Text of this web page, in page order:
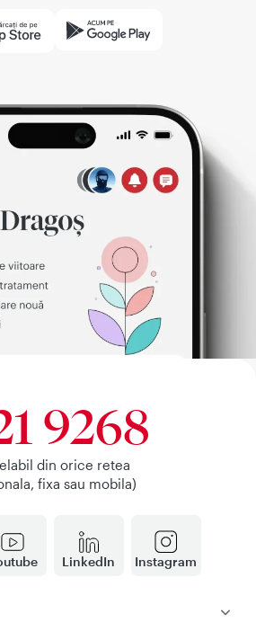
LinkedIn Instagram
9268
din orice retea
fixa sau mobila)